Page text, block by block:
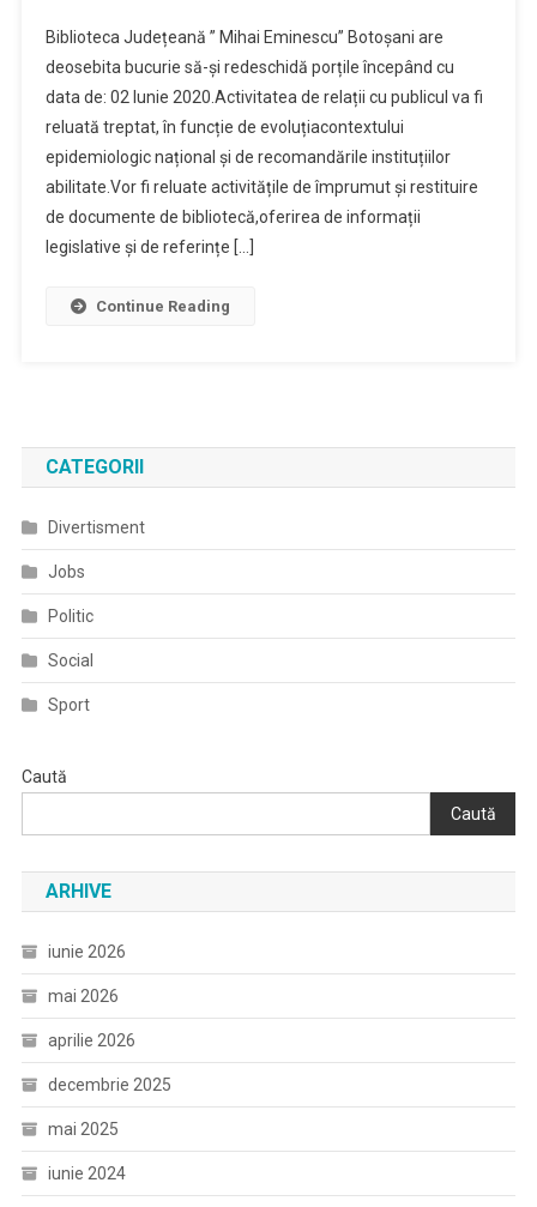
Judeteana
”MIHAI
EMINESCU”
Își
Redeschide
Porțile
Biblioteca Județeană ” Mihai Eminescu” Botoșani are
deosebita bucurie să-și redeschidă porțile începând cu
data de: 02 Iunie 2020.Activitatea de relații cu publicul va fi
reluată treptat, în funcție de evoluțiacontextului
epidemiologic național și de recomandările instituțiilor
abilitate.Vor fi reluate activitățile de împrumut și restituire
de documente de bibliotecă,oferirea de informații
legislative și de referințe […]
Continue Reading
CATEGORII
Divertisment
Jobs
Politic
Social
Sport
Caută
Caută
ARHIVE
iunie 2026
mai 2026
aprilie 2026
decembrie 2025
mai 2025
iunie 2024